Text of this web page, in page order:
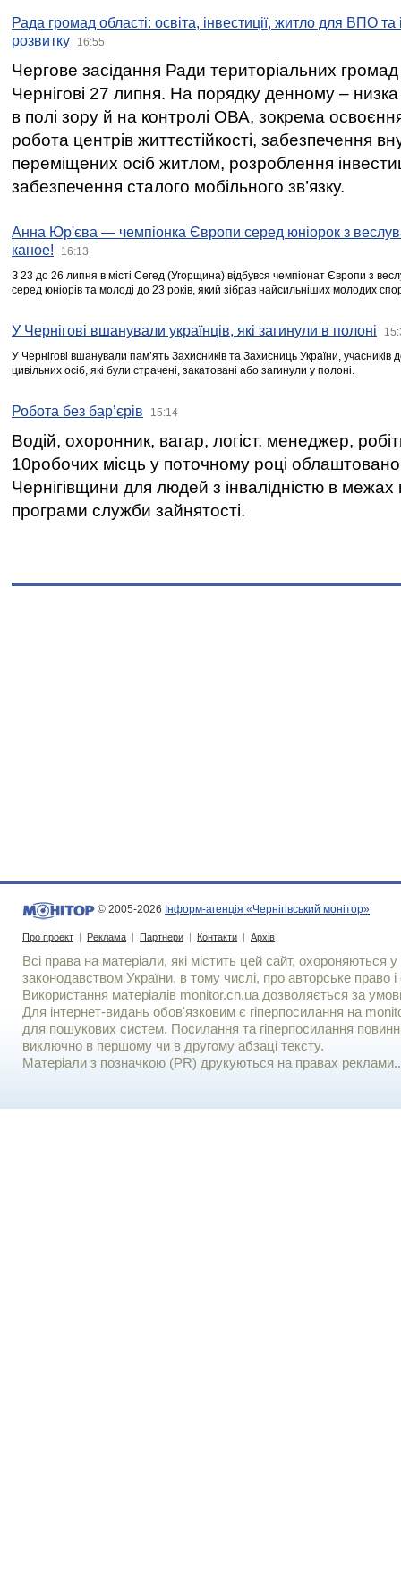
Рада громад області: освіта, інвестиції, житло для ВПО
розвитку
16:55
Чергове засідання Ради територіальних громад
Чернігові 27 липня. На порядку денному –
в полі зору й на контролі ОВА, зокрема освоєння
робота центрів життєстійкості, забезпечення
переміщених осіб житлом, розроблення
забезпечення сталого мобільного зв’язку.
Анна Юр'єва — чемпіонка Європи серед юніорок з
каное!
16:13
З 23 до 26 липня в місті Сегед (Угорщина) відбувся чемпіонат Європи з
серед юніорів та молоді до 23 років, який зібрав найсильніших молодих
У Чернігові вшанували українців, які загинули в полоні
У Чернігові вшанували пам’ять Захисників та Захисниць України,
цивільних осіб, які були страчені, закатовані або загинули у полоні.
Робота без бар’єрів 15:14
Водій, охоронник, вагар, логіст, менеджер,
10робочих місць у поточному році
Чернігівщини для людей з інвалідністю в межах
програми служби зайнятості.
© 2005-2026 Інформ-агенція «Чернігівський монітор»
Про проект | Реклама | Партнери | Контакти | Архів
Всі права на матеріали, які містить цей сайт, охороняються у
законодавством України, в тому числі, про авторське право і
Використання матерiалiв monitor.cn.ua дозволяється за
Для iнтернет-видань обов'язковим є гiперпосилання на
для пошукових систем. Посилання та гіперпосилання
виключно в першому чи в другому абзаці тексту.
Матеріали з позначкою (PR) друкуються на правах реклами..